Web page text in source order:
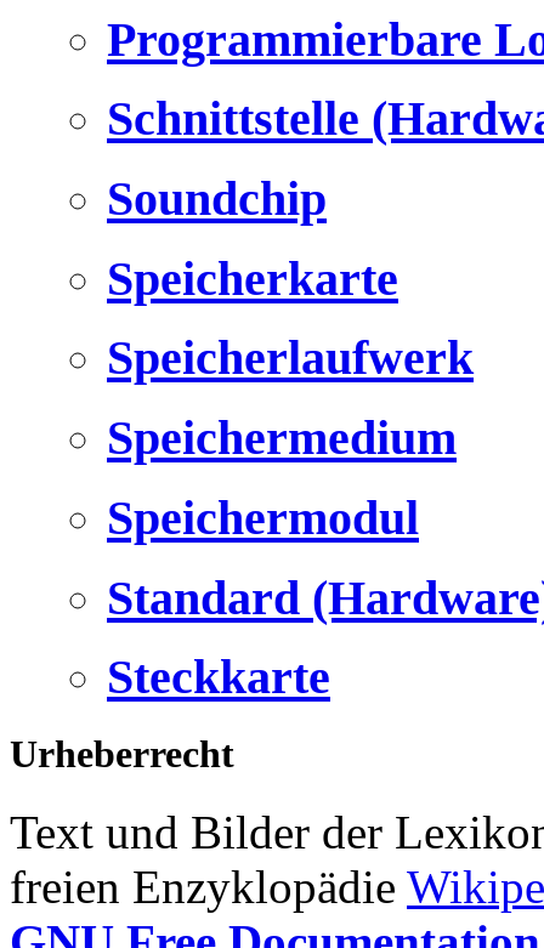
Programmierbare
Schnittstelle
Soundchip
Speicherkarte
Speicherlaufwerk
Speichermedium
Speichermodul
Standard
Steckkarte
Urheberrecht
Text und Bilder der
freien Enzyklopädie